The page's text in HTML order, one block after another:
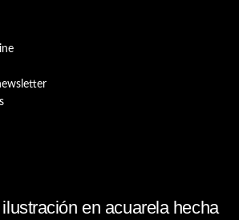
en acuarela hecha